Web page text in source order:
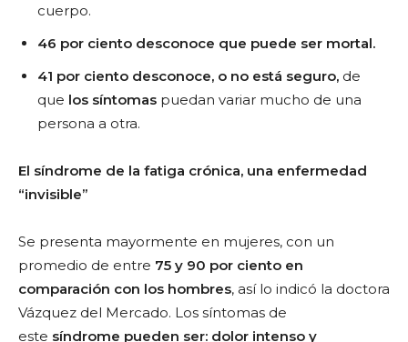
cuerpo.
46 por ciento desconoce que puede ser mortal.
41 por ciento desconoce, o no está seguro, de
que los síntomas puedan variar mucho de una
persona a otra.
El síndrome de la fatiga crónica, una enfermedad
“invisible”
Se presenta mayormente en mujeres, con un
promedio de entre 75 y 90 por ciento en
comparación con los hombres, así lo indicó la doctora
Vázquez del Mercado. Los síntomas de
este síndrome pueden ser: dolor intenso y